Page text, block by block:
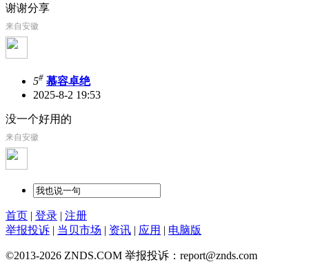
谢谢分享
来自安徽
5# 慕容卓绝
2025-8-2 19:53
没一个好用的
来自安徽
首页 | 登录 | 注册
举报投诉 | 当贝市场 | 资讯 | 应用 | 电脑版
©2013-2026 ZNDS.COM 举报投诉：report@znds.com